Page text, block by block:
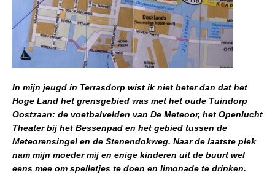
In mijn jeugd in Terrasdorp wist ik niet beter dan dat het
Hoge Land het grensgebied was met het oude Tuindorp
Oostzaan: de voetbalvelden van De Meteoor, het Openlucht
Theater bij het Bessenpad en het gebied tussen de
Meteorensingel en de Stenendokweg. Naar de laatste plek
nam mijn moeder mij en enige kinderen uit de buurt wel
eens mee om spelletjes te doen en limonade te drinken.